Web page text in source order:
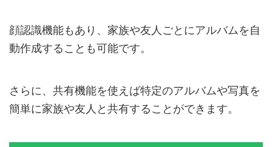
顔認識機能もあり、家族や友人ごとにアルバムを自
動作成することも可能です。
さらに、共有機能を使えば特定のアルバムや写真を
簡単に家族や友人と共有することができます。